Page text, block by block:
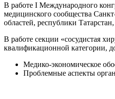
В работе I Международного
медицинского сообщества
областей, республики
В работе секции «сосудистая
квалификационной категории,
Медико-экономическое
Проблемные аспекты